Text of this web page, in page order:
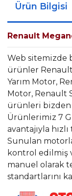
Ürün Bilgisi
Renault
Web sitemizde
ürünler Renault
Yarım Motor,
Motor, Renault
ürünleri
Ürünlerimiz 7
avantajıyla
Sunulan
kontrol edilmiş
manuel olarak
standartlarını